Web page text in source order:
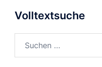
Volltextsuche